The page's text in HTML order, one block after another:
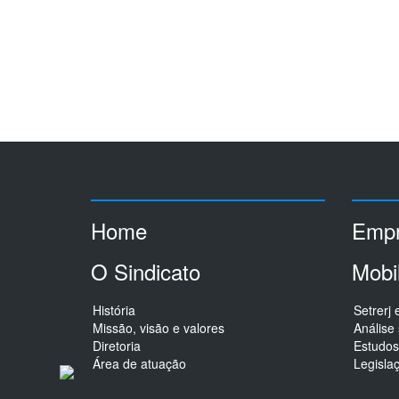
Home
O Sindicato
História
Missão, visão e valores
Diretoria
Área de atuação
Setrerj
Análise